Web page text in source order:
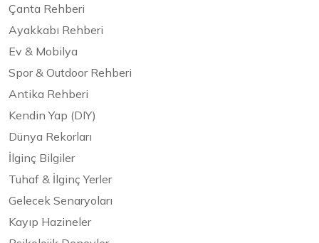
Çanta Rehberi
Ayakkabı Rehberi
Ev & Mobilya
Spor & Outdoor Rehberi
Antika Rehberi
Kendin Yap (DIY)
Dünya Rekorları
İlginç Bilgiler
Tuhaf & İlginç Yerler
Gelecek Senaryoları
Kayıp Hazineler